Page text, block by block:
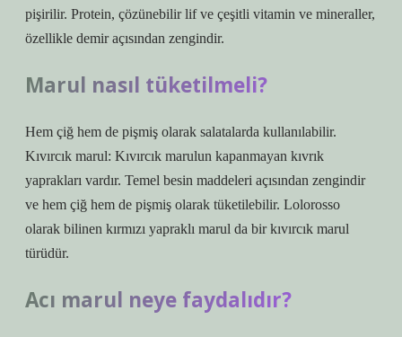
pişirilir. Protein, çözünebilir lif ve çeşitli vitamin ve mineraller,
özellikle demir açısından zengindir.
Marul nasıl tüketilmeli?
Hem çiğ hem de pişmiş olarak salatalarda kullanılabilir.
Kıvırcık marul: Kıvırcık marulun kapanmayan kıvrık
yaprakları vardır. Temel besin maddeleri açısından zengindir
ve hem çiğ hem de pişmiş olarak tüketilebilir. Lolorosso
olarak bilinen kırmızı yapraklı marul da bir kıvırcık marul
türüdür.
Acı marul neye faydalıdır?